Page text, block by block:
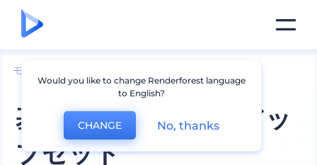
モックアップ
基本Tシャツモックアッ
プセット
Would you like to change Renderforest language
to English?
CHANGE No, thanks